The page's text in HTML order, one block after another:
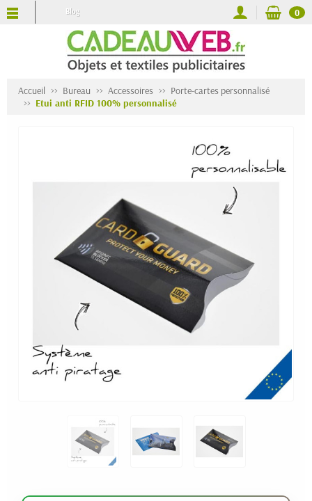
Blog 0
Accueil Bureau Accessoires
Porte-cartes personnalisé
Etui anti RFID 100% personnalisé